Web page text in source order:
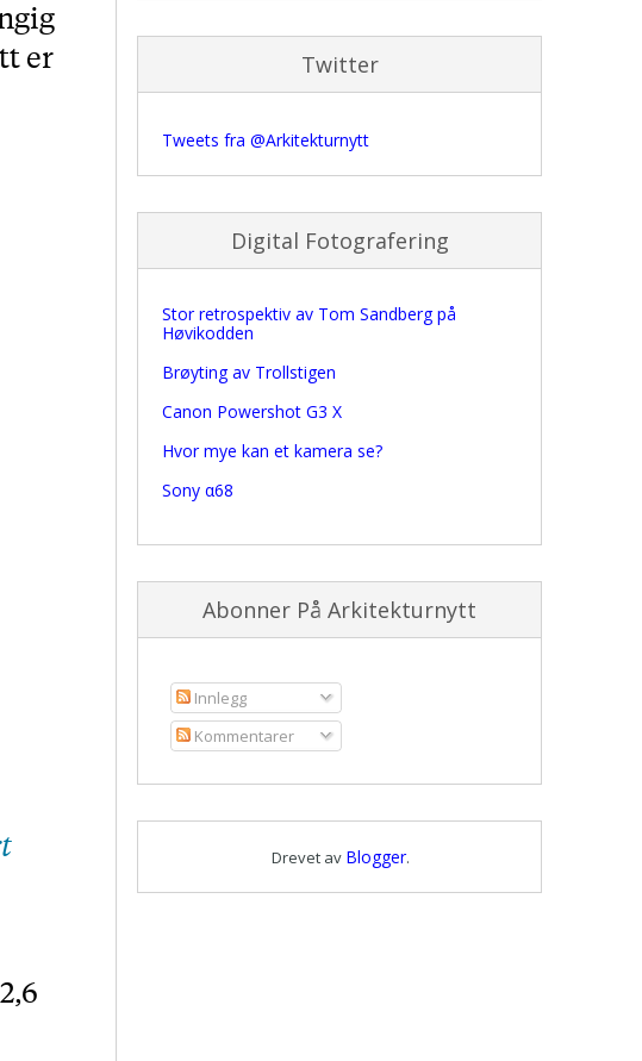
Twitter
Tweets fra @Arkitekturnytt
Digital Fotografering
Stor retrospektiv av Tom Sandberg på
Høvikodden
Brøyting av Trollstigen
Canon Powershot G3 X
Hvor mye kan et kamera se?
Sony α68
Abonner På Arkitekturnytt
Innlegg
Kommentarer
Drevet av Blogger.